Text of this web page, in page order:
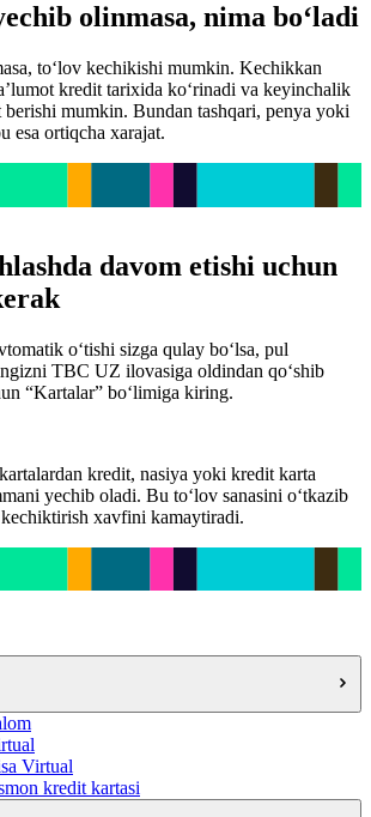
olinmasa, nima bo‘ladi
to‘lov kechikishi mumkin. Kechikkan
kredit tarixida ko‘rinadi va keyinchalik
mumkin. Bundan tashqari, penya yoki
esa ortiqcha xarajat.
davom etishi uchun
o‘tishi sizga qulay bo‘lsa, pul
TBC UZ ilovasiga oldindan qo‘shib
“Kartalar” bo‘limiga kiring.
kredit, nasiya yoki kredit karta
yechib oladi. Bu to‘lov sanasini o‘tkazib
xavfini kamaytiradi.
Virtual
kredit kartasi